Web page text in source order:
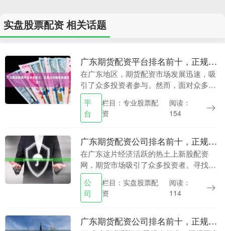
实盘股票配资 相关话题
广东期货配资平台排名前十，正规公司哪家靠谱安全？
在广东地区，期货配资市场发展迅速，吸
引了众多投资者参与。然而，面对众多的
配资平台，如何选择一家正规、安全、靠
谱的公司成为投资者关注的焦点。本文将
为您梳理广东期货....
平
台
栏目：专业股票配
资
阅读：
154
广东期货配资公司排名前十，正规平台低息开户
在广东这片经济活跃的热土上新股配资
网，期货市场吸引了众多投资者。寻找一
家可靠、正规且费用合理的期货配资公
司，是许多交易者成功的第一步。本文将
为您梳理选择正规平台....
公
司
栏目：实盘股票配
资
阅读：
114
广东期货配资公司排名前十，正规平台哪家好？